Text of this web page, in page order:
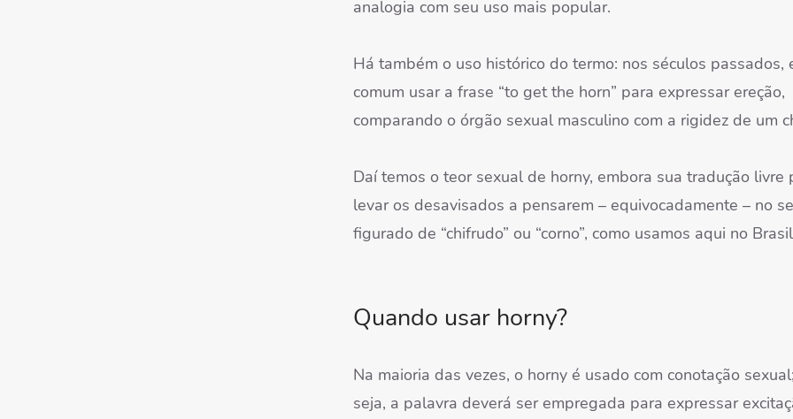
analogia com seu uso mais popular.
Há também o uso histórico do termo: nos séculos passados,
comum usar a frase “to get the horn” para expressar ereção,
comparando o órgão sexual masculino com a rigidez de um
Daí temos o teor sexual de horny, embora sua tradução livre
levar os desavisados a pensarem – equivocadamente – no
figurado de “chifrudo” ou “corno”, como usamos aqui no
Quando usar horny?
Na maioria das vezes, o horny é usado com conotação
seja, a palavra deverá ser empregada para expressar